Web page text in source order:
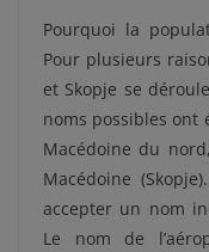
Pourquoi la
Pour plusieurs
et Skopje se
noms possibles ont
Macédoine du
Macédoine
accepter un nom
Le nom de